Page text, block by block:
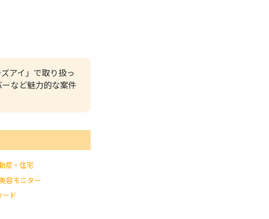
アイ」で取り扱っ
など魅力的な案件
産・住宅
容モニター
ード